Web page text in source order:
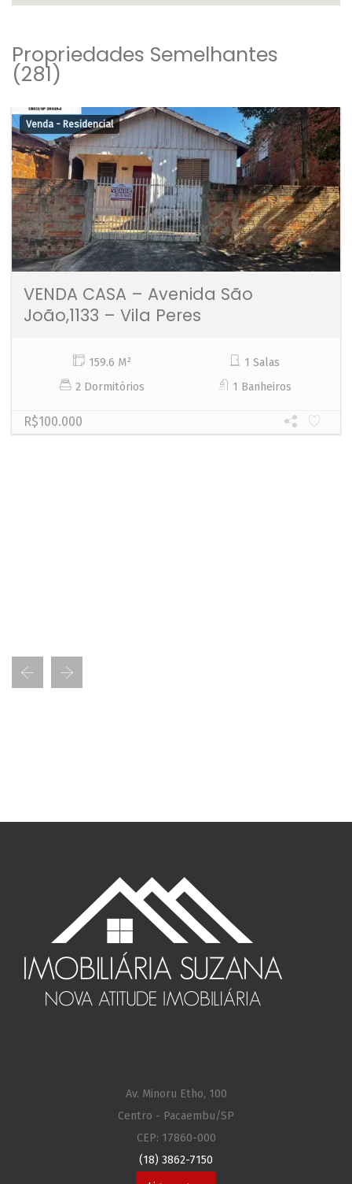
Propriedades Semelhantes
(281)
Venda - Residencial
VENDA CASA – Avenida São
João,1133 – Vila Peres
159.6 M²
1 Salas
2 Dormitórios
1 Banheiros
R$100.000
Av. Minoru Etho, 100
Centro - Pacaembu/SP
CEP: 17860-000
(18) 3862-7150